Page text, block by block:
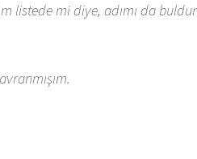
listede mi diye, adımı da